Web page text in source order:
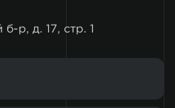
р, д. 17, стр. 1